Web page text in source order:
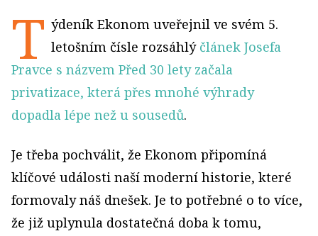
T ýdeník Ekonom uveřejnil ve svém 5.
letošním čísle rozsáhlý článek Josefa
Pravce s názvem Před 30 lety začala
privatizace, která přes mnohé výhrady
dopadla lépe než u sousedů.
Je třeba pochválit, že Ekonom připomíná
klíčové události naší moderní historie, které
formovaly náš dnešek. Je to potřebné o to více,
že již uplynula dostatečná doba k tomu,